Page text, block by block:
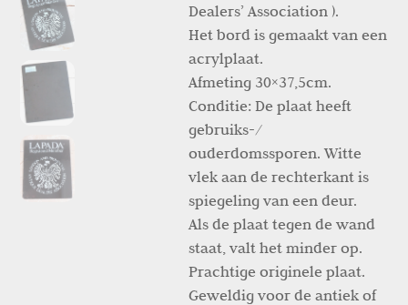
Dealers’ Association ).
Het bord is gemaakt van een
acrylplaat.
Afmeting 30×37,5cm.
Conditie: De plaat heeft
gebruiks-/
ouderdomssporen. Witte
vlek aan de rechterkant is
spiegeling van een deur.
Als de plaat tegen de wand
staat, valt het minder op.
Prachtige originele plaat.
Geweldig voor de antiek of